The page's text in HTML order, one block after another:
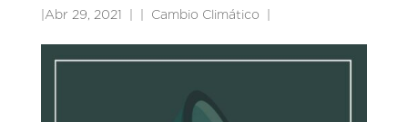
Abr 29, 2021 Cambio Climático